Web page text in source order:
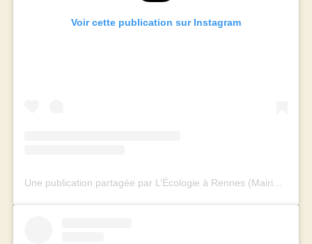
Voir cette publication sur Instagram